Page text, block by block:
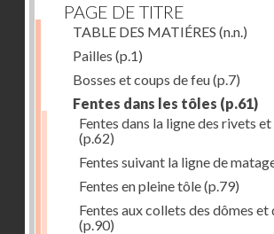
PAGE DE TITRE
TABLE DES MATIÉRES (n.n.)
Pailles (p.1)
Bosses et coups de feu(p.7)
Fentes dans les tôles (p.61)
Fentes dans la ligne des rivets
(p.62)
Fentes suivant la ligne de
Fentes en pleine tôle(p.79)
Fentes aux collets des dômes
(p.90)